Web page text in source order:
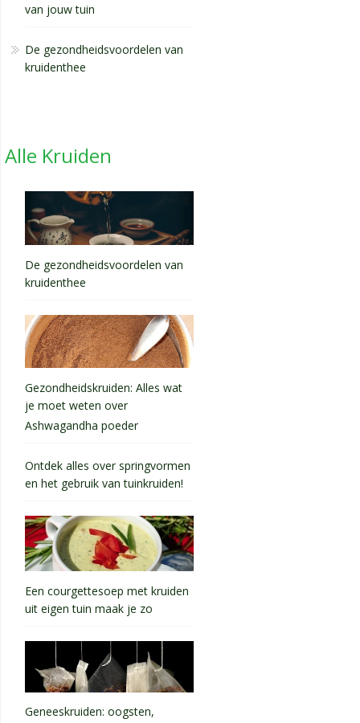
van jouw tuin
De gezondheidsvoordelen van
kruidenthee
Alle Kruiden
De gezondheidsvoordelen van
kruidenthee
Gezondheidskruiden: Alles wat
je moet weten over
Ashwagandha poeder
Ontdek alles over springvormen
en het gebruik van tuinkruiden!
Een courgettesoep met kruiden
uit eigen tuin maak je zo
Geneeskruiden: oogsten,